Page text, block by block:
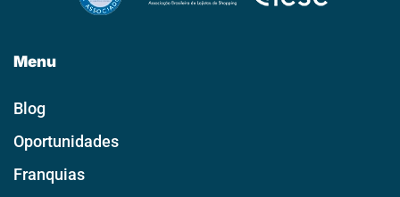
Menu
Blog
Oportunidades
Franquias